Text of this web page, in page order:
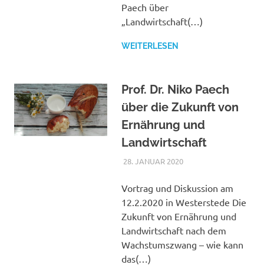
Paech über
„Landwirtschaft(…)
WEITERLESEN
Prof. Dr. Niko Paech
über die Zukunft von
Ernährung und
Landwirtschaft
28. JANUAR 2020ADMIN_SLR
VERANSTALTUNGEN
VERANSTALTUNGEN
VON ANDEREN
ORGANISATIONEN
Vortrag und Diskussion am
12.2.2020 in Westerstede Die
Zukunft von Ernährung und
Landwirtschaft nach dem
Wachstumszwang – wie kann
das(…)